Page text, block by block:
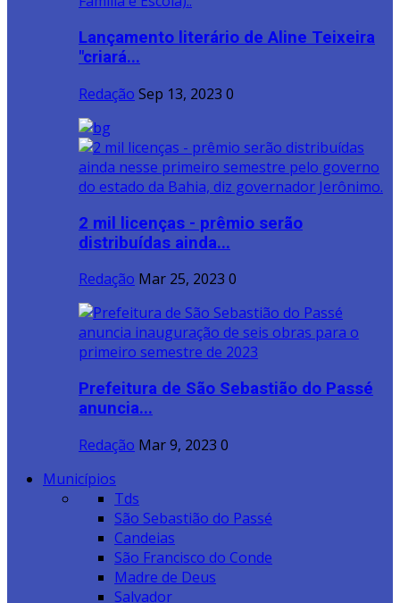
Lançamento literário de Aline Teixeira
"criará...
Redação Sep 13, 2023 0
2 mil licenças - prêmio serão
distribuídas ainda...
Redação Mar 25, 2023 0
Prefeitura de São Sebastião do Passé
anuncia...
Redação Mar 9, 2023 0
Municípios
Tds
São Sebastião do Passé
Candeias
São Francisco do Conde
Madre de Deus
Salvador